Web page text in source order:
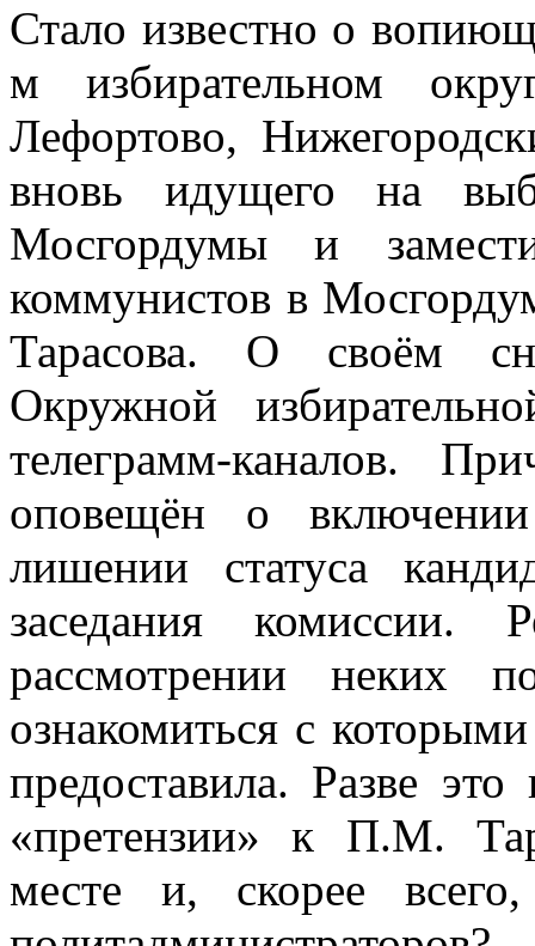
Стало известно о
м избирательном
Лефортово,
вновь идущего на
Мосгордумы и
коммунистов в
Тарасова. О своём
Окружной
телеграмм-каналов.
оповещён о
лишении статуса
заседания
рассмотрении неких
ознакомиться с
предоставила. Разве
«претензии» к П.М.
месте и, скорее